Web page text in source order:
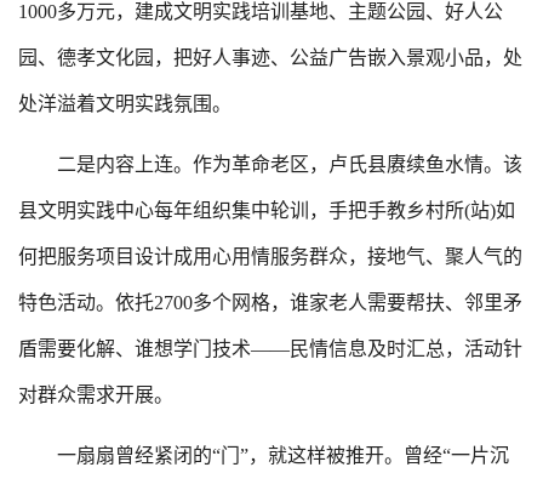
1000多万元，建成文明实践培训基地、主题公园、好人公
园、德孝文化园，把好人事迹、公益广告嵌入景观小品，处
处洋溢着文明实践氛围。
二是内容上连。作为革命老区，卢氏县赓续鱼水情。该
县文明实践中心每年组织集中轮训，手把手教乡村所(站)如
何把服务项目设计成用心用情服务群众，接地气、聚人气的
特色活动。依托2700多个网格，谁家老人需要帮扶、邻里矛
盾需要化解、谁想学门技术——民情信息及时汇总，活动针
对群众需求开展。
一扇扇曾经紧闭的“门”，就这样被推开。曾经“一片沉